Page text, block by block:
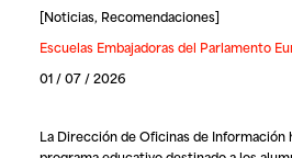
[Noticias, Recomendaciones]
Escuelas Embajadoras del Parlamento
01 / 07 / 2026
La Dirección de Oficinas de Información